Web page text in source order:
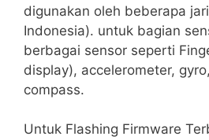
digunakan oleh beberapa
Indonesia). untuk bagian
berbagai sensor seperti
display), accelerometer,
compass.
Untuk Flashing Firmware